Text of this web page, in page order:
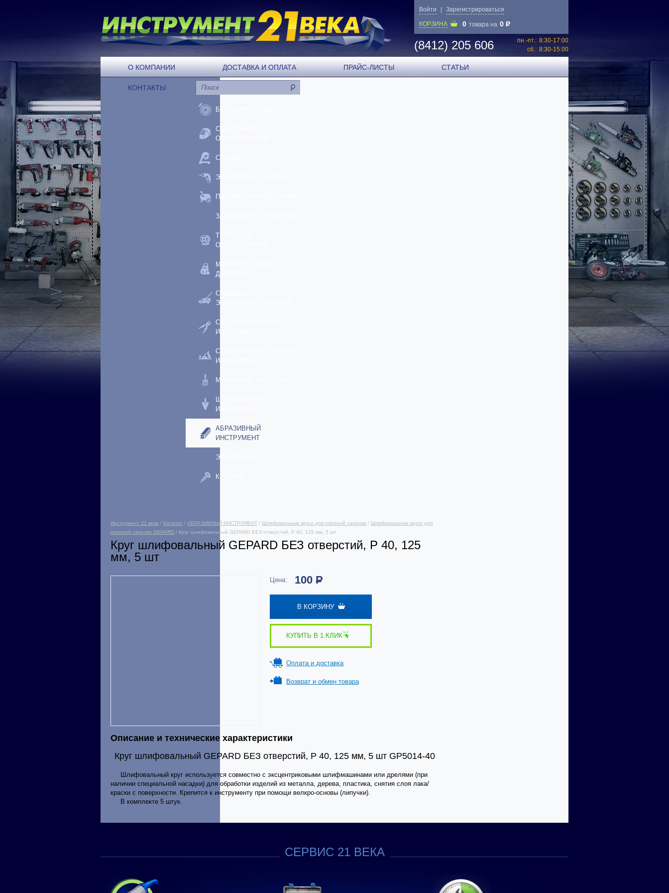
Войти Зарегистрироваться
КОРЗИНА 0 товара на 0 P
(8412) 205 606 пн.-пт.: 8:30-17:00
сб.: 8:30-15:00
О КОМПАНИИ ДОСТАВКА И ОПЛАТА ПРАЙС-ЛИСТЫ СТАТЬИ
КОНТАКТЫ
БЕНЗОИНСТРУМЕНТ
СВАРОЧНОЕ
ОБОРУДОВАНИЕ
СТАНКИ
ЭЛЕКТРОИНСТРУМЕНТ
ПНЕВМООБОРУДОВАНИЕ
ЗАРЯДНЫЕ УСТРОЙСТВА
ТЕПЛОВОЕ
ОБОРУДОВАНИЕ
МОЙКИ ВЫСОКОГО
ДАВЛЕНИЯ
САДОВЫЙ
ЭЛЕКТРОИНСТРУМЕНТ
САДОВЫЙ РУЧНОЙ
ИНСТРУМЕНТ
СТОЛЯРНО-СЛЕСАРНЫЙ
ИНСТРУМЕНТ
МАЛЯРНЫЙ ИНСТРУМЕНТ
ШТУКАТУРНЫЙ
ИНСТРУМЕНТ
АБРАЗИВНЫЙ
ИНСТРУМЕНТ
ЭЛЕКТРИКА
КРЕПЕЖ
Инструмент 21 века / Каталог / АБРАЗИВНЫЙ ИНСТРУМЕНТ / Шлифовальные круги для опорной тарелки / Шлифовальные круги для
опорной тарелки GEPARD / Круг шлифовальный GEPARD БЕЗ отверстий, Р 40, 125 мм, 5 шт
Круг шлифовальный GEPARD БЕЗ отверстий, Р 40, 125
мм, 5 шт
Цена: 100 Р
В КОРЗИНУ
КУПИТЬ В 1 КЛИК
Оплата и доставка
Возврат и обмен товара
Описание и технические характеристики
Круг шлифовальный GEPARD БЕЗ отверстий, Р 40, 125 мм, 5 шт GP5014-40
Шлифовальный круг используется совместно с эксцентриковыми шлифмашинами или дрелями (при
наличии специальной насадки) для обработки изделий из металла, дерева, пластика, снятия слоя лака/
краски с поверхности. Крепится к инструменту при помощи велкро-основы (липучки).
В комплекте 5 штук.
СЕРВИС 21 ВЕКА